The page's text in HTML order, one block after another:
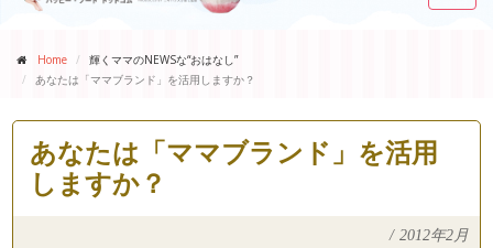
Home
輝くママのNEWSな“おはなし”
あなたは「ママブランド」を活用しますか？
あなたは「ママブランド」を活用
しますか？
/ 2012年2月